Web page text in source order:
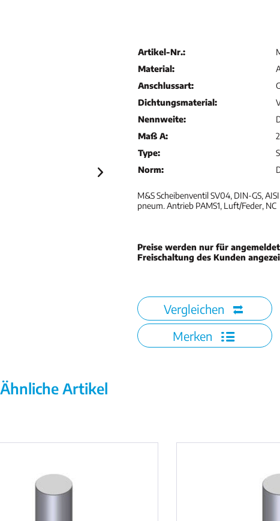
Artikel-Nr.:
Material:
Anschlussart:
Dichtungsmaterial:
Nennweite:
Maß A:
Type:
Norm:
M&S Scheibenventil SV04, DIN-GS,
pneum. Antrieb PAMS1, Luft/Feder, NC
Preise werden nur für
Freischaltung des Kunden
Vergleichen
Merken
Ähnliche Artikel